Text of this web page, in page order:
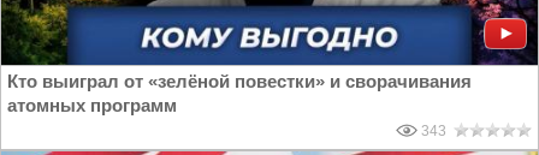
Кто выиграл от «зелёной повестки» и сворачивания
атомных программ
343